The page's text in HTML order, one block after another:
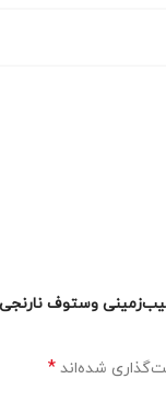
سیب‌زمینی وستوف
شده‌اند *